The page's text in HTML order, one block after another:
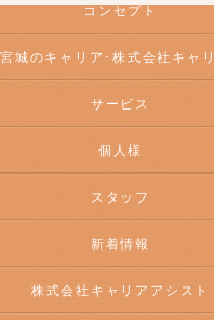
コンセプト
サービス
個人様
スタッフ
新着情報
株式会社キャリアアシスト